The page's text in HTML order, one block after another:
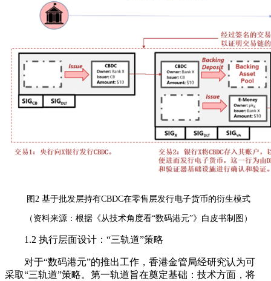
图2 基于批发层持有CBDC在零售层发行电子货币的衍生模式
（资料来源：根据《从技术角度看“数码港元”》白皮书制图）
1.2 执行层面设计：“三轨道”策略
对于“数码港元”的推出工作，香港金管局经研究认为可
采取“三轨道”策略。第一轨道旨在奠定基础：技术方面，将